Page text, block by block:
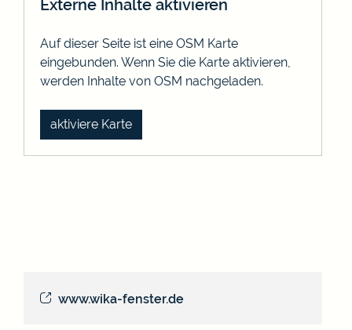
www.wika-fenster.de
Externe Inhalte aktivieren
Auf dieser Seite ist eine OSM Karte
eingebunden. Wenn Sie die Karte aktivieren,
werden Inhalte von OSM nachgeladen.
aktiviere Karte